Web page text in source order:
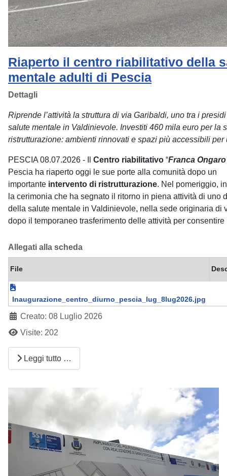
Riaperto il centro riabilitativo della
mentale adulti di Pescia
Dettagli
Riprende l’attività la struttura di via Garibaldi, uno tra i
salute mentale in Valdinievole. Investiti 460 mila euro per la
ristrutturazione: ambienti rinnovati e spazi più accessibili per
PESCIA 08.07.2026 - Il Centro riabilitativo “Franca
Pescia ha riaperto oggi le sue porte alla comunità dopo un
importante intervento di ristrutturazione. Nel pomeriggio,
la cerimonia che ha segnato il ritorno in piena attività di uno
della salute mentale in Valdinievole, nella sede originaria di
dopo il temporaneo trasferimento delle attività per consentire
Allegati alla scheda
File
Inaugurazione_centro_diurno_pescia_lug_8lug2026.jpg
Creato: 08 Luglio 2026
Visite: 202
Leggi tutto …